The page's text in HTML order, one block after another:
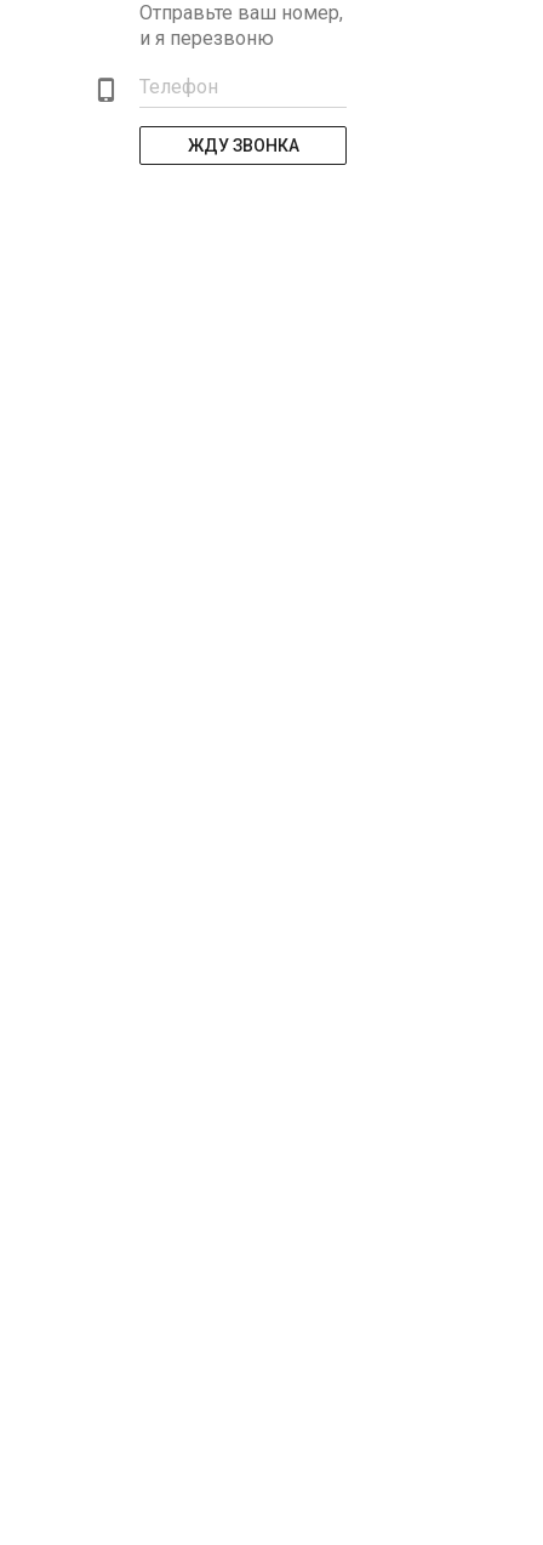
Отправьте ваш номер,
и я перезвоню
Телефон
ЖДУ ЗВОНКА